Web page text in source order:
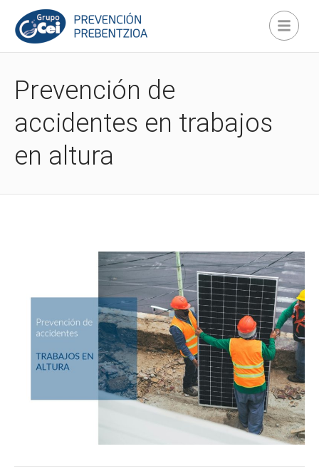
Prevención de
accidentes en trabajos
en altura